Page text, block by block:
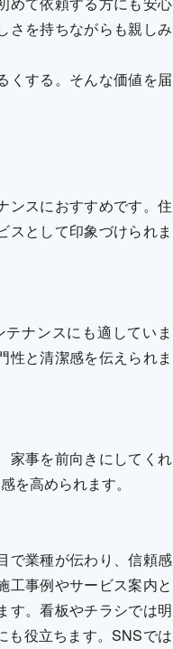
さを持ちながらも親しみ
くする。そんな価値を届
ンスにおすすめです。住
スとして印象づけられま
ナンスにも適していま
性と清潔感を伝えられま
家事を前向きにしてくれ
を高められます。
で業種が伝わり、信頼感
工事例やサービス案内と
す。看板やチラシでは明
も役立ちます。SNSでは